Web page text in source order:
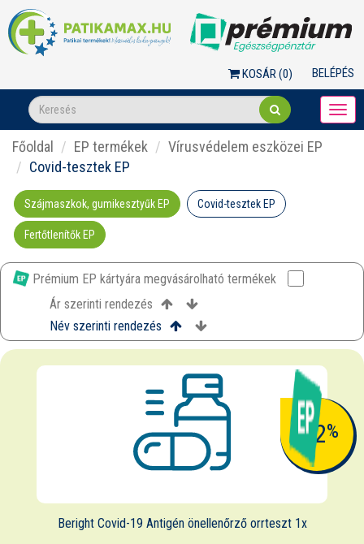
KOSÁR (0) BELÉPÉS
Főoldal EP termékek
Vírusvédelem eszközei EP
Covid-tesztek EP
Szájmaszkok, gumikesztyűk EP Covid-tesztek EP
Fertőtlenítők EP
Prémium EP kártyára megvásárolható termékek
Ár szerinti rendezés
Név szerinti rendezés
-12%
Beright Covid-19 Antigén önellenőrző orrteszt 1x